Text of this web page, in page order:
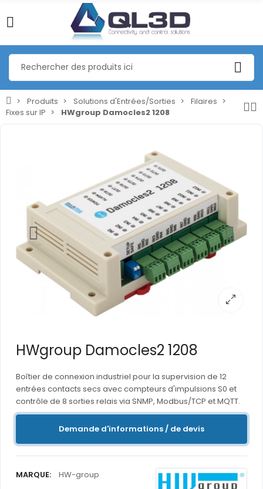
Produits Solutions d'Entrées/Sorties
Filaires
Fixes sur IP
HWgroup Damocles2 1208
HWgroup Damocles2 1208
Boîtier de connexion industriel pour la supervision de 12
entrées contacts secs avec compteurs d'impulsions S0 et
contrôle de 8 sorties relais via SNMP, Modbus/TCP et MQTT.
Demande d'informations / de devis
MARQUE:
HW-group